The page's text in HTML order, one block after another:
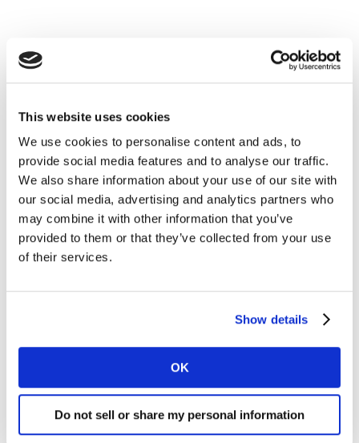
This website uses cookies
We use cookies to personalise content and ads, to
provide social media features and to analyse our traffic.
We also share information about your use of our site with
our social media, advertising and analytics partners who
may combine it with other information that you’ve
provided to them or that they’ve collected from your use
of their services.
Show details
OK
Do not sell or share my personal information
Linkitä innovointi koko liiketoimintaan.
miksi tuotekehitys- ja innovaatiotoiminta on tärkeää
linkittää yrityksen muihinkin osa-alueisiin.
Olemme yhdistäneet Kantarin
innovaatioasiantuntijoiden viimeisimmät opit dataan
pohjautuviin näkemyksiin sekä onnistuneiden brändien
esimerkkitapauksiin, vastaten neljään kysymykseen:
vankalle brändipohjalle?
Miten käyttää mainontaa lanseerauksen potentiaalin
4. Miten vahvistaa innovaatiotoimintaa tekoälyllä
uusien mahdollisuuksien löytämiseksi?